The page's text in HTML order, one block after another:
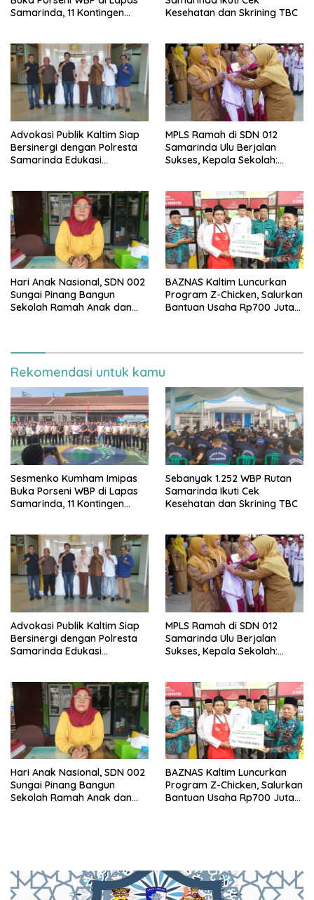
Samarinda, 11 Kontingen
Kesehatan dan Skrining TBC
Advokasi Publik Kaltim Siap
Bersinergi dengan Polresta
Samarinda Edukasi
MPLS Ramah di SDN 012
Samarinda Ulu Berjalan
Sukses, Kepala Sekolah:
Hari Anak Nasional, SDN 002
Sungai Pinang Bangun
Sekolah Ramah Anak dan
BAZNAS Kaltim Luncurkan
Program Z-Chicken, Salurkan
Bantuan Usaha Rp700 Juta
Rekomendasi untuk kamu
Sesmenko Kumham Imipas
Buka Porseni WBP di Lapas
Samarinda, 11 Kontingen
Sebanyak 1.252 WBP Rutan
Samarinda Ikuti Cek
Kesehatan dan Skrining TBC
Advokasi Publik Kaltim Siap
Bersinergi dengan Polresta
Samarinda Edukasi
MPLS Ramah di SDN 012
Samarinda Ulu Berjalan
Sukses, Kepala Sekolah:
Hari Anak Nasional, SDN 002
Sungai Pinang Bangun
Sekolah Ramah Anak dan
BAZNAS Kaltim Luncurkan
Program Z-Chicken, Salurkan
Bantuan Usaha Rp700 Juta